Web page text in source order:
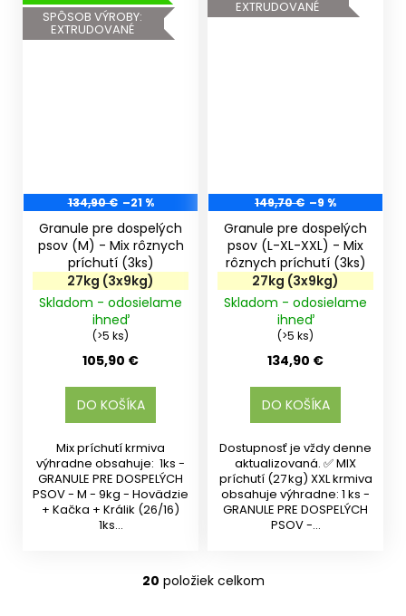
SPÔSOB VÝROBY:
EXTRUDOVANÉ
134,90 € –21 %
Granule pre dospelých
psov (M) - Mix rôznych
27kg (3x9kg)
Skladom - odosielame
ihneď
(>5 ks)
105,90 €
DO KOŠÍKA
Mix príchutí krmiva
výhradne obsahuje: 1ks -
GRANULE PRE DOSPELÝCH
PSOV - M - 9kg - Hovädzie
+ Kačka + Králik (26/16)
1ks...
EXTRUDOVANÉ
149,70 € –9 %
Granule pre dospelých
psov (L-XL-XXL) - Mix
27kg (3x9kg)
Skladom - odosielame
ihneď
(>5 ks)
134,90 €
DO KOŠÍKA
Dostupnosť je vždy denne
aktualizovaná. ✅ MIX
príchutí (27 kg) XXL krmiva
obsahuje výhradne: 1 ks -
GRANULE PRE DOSPELÝCH
PSOV -...
O
20 položiek celkom